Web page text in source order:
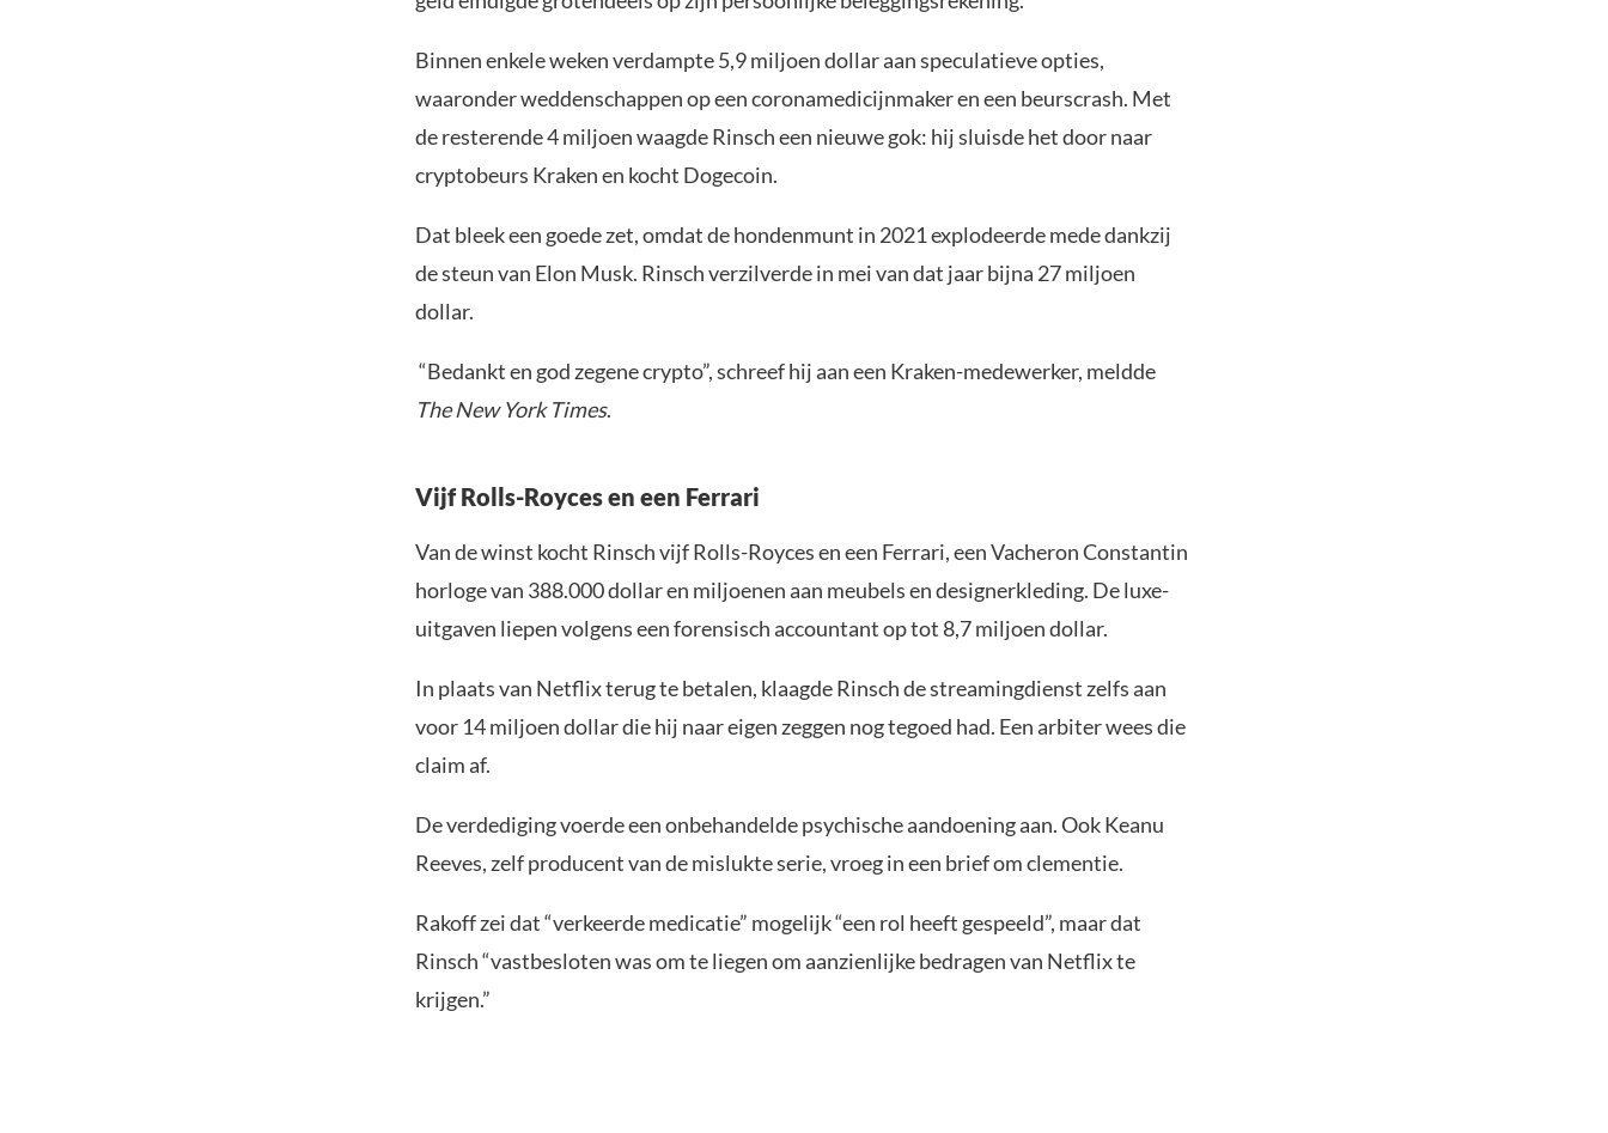
Binnen enkele weken verdampte 5,9 miljoen dollar aan speculatieve opties,
waaronder weddenschappen op een coronamedicijnmaker en een beurscrash. Met
de resterende 4 miljoen waagde Rinsch een nieuwe gok: hij sluisde het door naar
cryptobeurs Kraken en kocht Dogecoin.
Dat bleek een goede zet, omdat de hondenmunt in 2021 explodeerde mede dankzij
de steun van Elon Musk. Rinsch verzilverde in mei van dat jaar bijna 27 miljoen
dollar.
“Bedankt en god zegene crypto”, schreef hij aan een Kraken-medewerker, meldde
The New York Times.
Vijf Rolls-Royces en een Ferrari
Van de winst kocht Rinsch vijf Rolls-Royces en een Ferrari, een Vacheron Constantin
horloge van 388.000 dollar en miljoenen aan meubels en designerkleding. De luxe-
uitgaven liepen volgens een forensisch accountant op tot 8,7 miljoen dollar.
In plaats van Netflix terug te betalen, klaagde Rinsch de streamingdienst zelfs aan
voor 14 miljoen dollar die hij naar eigen zeggen nog tegoed had. Een arbiter wees die
claim af.
De verdediging voerde een onbehandelde psychische aandoening aan. Ook Keanu
Reeves, zelf producent van de mislukte serie, vroeg in een brief om clementie.
Rakoff zei dat “verkeerde medicatie” mogelijk “een rol heeft gespeeld”, maar dat
Rinsch “vastbesloten was om te liegen om aanzienlijke bedragen van Netflix te
krijgen.”